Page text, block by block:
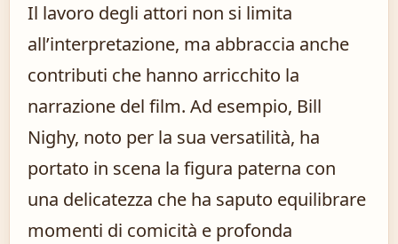
Il lavoro degli attori non si limita
all’interpretazione, ma abbraccia anche
contributi che hanno arricchito la
narrazione del film. Ad esempio, Bill
Nighy, noto per la sua versatilità, ha
portato in scena la figura paterna con
una delicatezza che ha saputo equilibrare
momenti di comicità e profonda